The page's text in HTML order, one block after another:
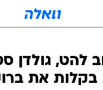
להט, גולדן
בקלות את